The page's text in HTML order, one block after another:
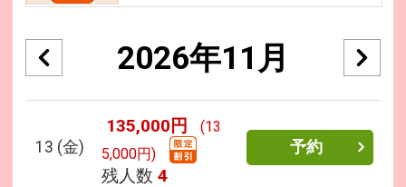
2026年11月
13 (金)
135,000円
(13
5,000円)
残人数 4
予約